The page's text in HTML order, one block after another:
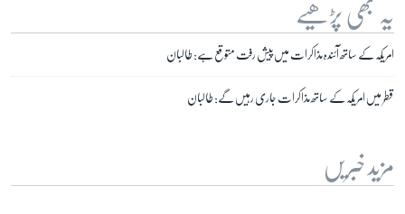
یہ بھی پڑھیے
امریکہ کے ساتھ آئندہ مذاکرات میں پیش رفت متوقع ہے: طالبان
قطر میں امریکہ کے ساتھ مذاکرات جاری رہیں گے: طالبان
مزید خبریں